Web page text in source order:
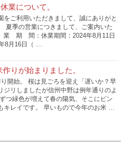
業について。
をご利用いただきまして、誠にありがと
夏季の営業につきまして、ご案内いた
期 間：休業期間：2024年8月11日
8月16日（ …
りが始まりました。
開始。 桜は見ごろを迎え「遅いか？早
ジリしましたが信州中野は例年通りのよ
つ緑色が増えて春の陽気、そこにピン
キレイです。 早いもので今年のお米 …